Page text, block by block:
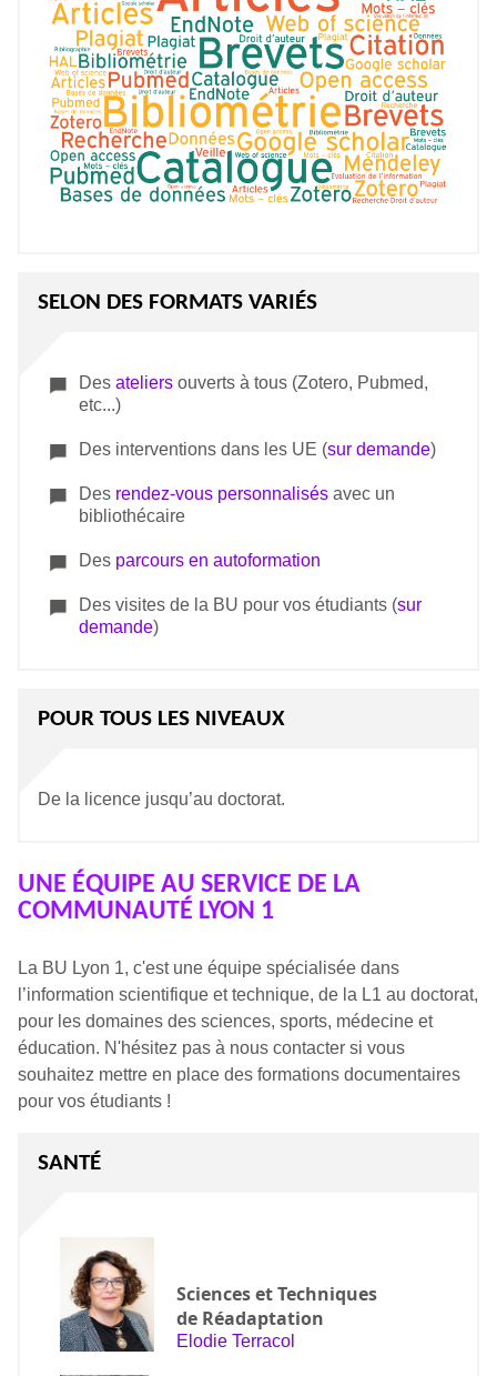
SELON DES FORMATS VARIÉS
Des ateliers ouverts à tous (Zotero, Pubmed,
etc...)
Des interventions dans les UE (sur demande)
Des rendez-vous personnalisés avec un
bibliothécaire
Des parcours en autoformation
Des visites de la BU pour vos étudiants (sur
demande)
POUR TOUS LES NIVEAUX
De la licence jusqu’au doctorat.
UNE ÉQUIPE AU SERVICE DE LA
COMMUNAUTÉ LYON 1
La BU Lyon 1, c'est une équipe spécialisée dans
l’information scientifique et technique, de la L1 au doctorat,
pour les domaines des sciences, sports, médecine et
éducation. N'hésitez pas à nous contacter si vous
souhaitez mettre en place des formations documentaires
pour vos étudiants !
SANTÉ
Sciences et Techniques
de Réadaptation
Elodie Terracol